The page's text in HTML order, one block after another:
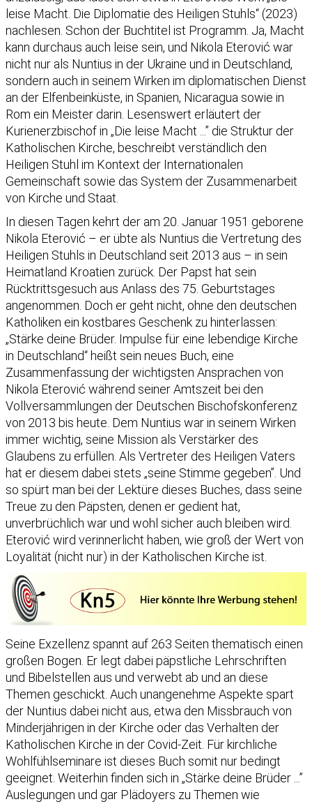
leise Macht. Die Diplomatie des Heiligen Stuhls“ (2023)
nachlesen. Schon der Buchtitel ist Programm. Ja, Macht
kann durchaus auch leise sein, und Nikola Eterović war
nicht nur als Nuntius in der Ukraine und in Deutschland,
sondern auch in seinem Wirken im diplomatischen Dienst
an der Elfenbeinküste, in Spanien, Nicaragua sowie in
Rom ein Meister darin. Lesenswert erläutert der
Kurienerzbischof in „Die leise Macht ...” die Struktur der
Katholischen Kirche, beschreibt verständlich den
Heiligen Stuhl im Kontext der Internationalen
Gemeinschaft sowie das System der Zusammenarbeit
von Kirche und Staat.
In diesen Tagen kehrt der am 20. Januar 1951 geborene
Nikola Eterović – er übte als Nuntius die Vertretung des
Heiligen Stuhls in Deutschland seit 2013 aus – in sein
Heimatland Kroatien zurück. Der Papst hat sein
Rücktrittsgesuch aus Anlass des 75. Geburtstages
angenommen. Doch er geht nicht, ohne den deutschen
Katholiken ein kostbares Geschenk zu hinterlassen:
„Stärke deine Brüder. Impulse für eine lebendige Kirche
in Deutschland“ heißt sein neues Buch, eine
Zusammenfassung der wichtigsten Ansprachen von
Nikola Eterović während seiner Amtszeit bei den
Vollversammlungen der Deutschen Bischofskonferenz
von 2013 bis heute. Dem Nuntius war in seinem Wirken
immer wichtig, seine Mission als Verstärker des
Glaubens zu erfüllen. Als Vertreter des Heiligen Vaters
hat er diesem dabei stets „seine Stimme gegeben”. Und
so spürt man bei der Lektüre dieses Buches, dass seine
Treue zu den Päpsten, denen er gedient hat,
unverbrüchlich war und wohl sicher auch bleiben wird.
Eterović wird verinnerlicht haben, wie groß der Wert von
Loyalität (nicht nur) in der Katholischen Kirche ist.
Seine Exzellenz spannt auf 263 Seiten thematisch einen
großen Bogen. Er legt dabei päpstliche Lehrschriften
und Bibelstellen aus und verwebt ab und an diese
Themen geschickt. Auch unangenehme Aspekte spart
der Nuntius dabei nicht aus, etwa den Missbrauch von
Minderjährigen in der Kirche oder das Verhalten der
Katholischen Kirche in der Covid-Zeit. Für kirchliche
Wohlfühlseminare ist dieses Buch somit nur bedingt
geeignet. Weiterhin finden sich in „Stärke deine Brüder ...”
Auslegungen und gar Plädoyers zu Themen wie